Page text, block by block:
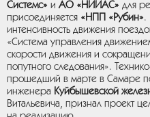
Системс» иАО «НИИАС» для
присоединяется «НПП «Рубин».
интенсивность движения
«Система управления
скорости движения и
попутного следования».
прошедший в марте в Самаре
инженера Куйбышевской
Витальевича, признал проект